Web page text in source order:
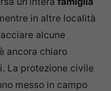
in altre località
alcune
ancora chiaro
La protezione civile
messo in campo